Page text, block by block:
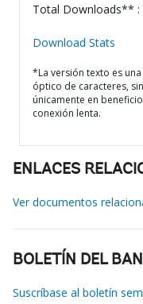
Total Downloads** :
Download Stats
*La versión texto es
óptico de caracteres,
únicamente en
conexión lenta.
ENLACES
Ver documentos
BOLETÍN DEL
Suscríbase al boletín